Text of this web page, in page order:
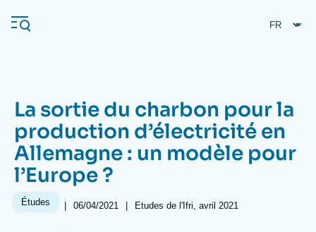
au
contenu
Navigation
principale
L'Ifri
Analyses
La sortie du charbon pour la
production d’électricité en
Allemagne : un modèle pour
l’Europe ?
Études |
Date
06/04/2021 | Références
Etudes de l'Ifri, avril 2021